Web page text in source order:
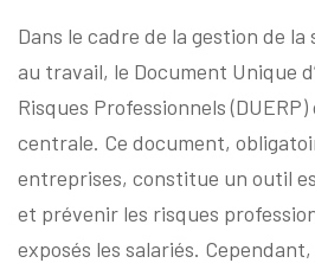
Dans le cadre de la gestion de
au travail, le Document Unique
Risques Professionnels
centrale. Ce document,
entreprises, constitue un outil
et prévenir les risques
exposés les salariés.